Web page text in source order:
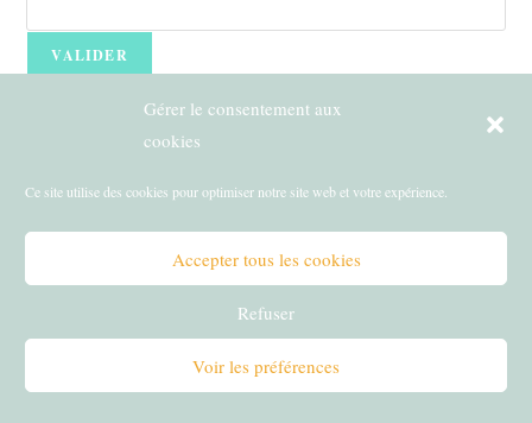
Gérer le consentement aux
cookies
Ce site utilise des cookies pour optimiser notre site web et votre expérience.
Accepter tous les cookies
Refuser
Voir les préférences
Les recettes du quotidien
Plan du site